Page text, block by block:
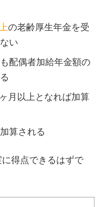
の老齢厚生年金を受
い
配偶者加給年金額の
月以上となれば加算
算される
得点できるはずで